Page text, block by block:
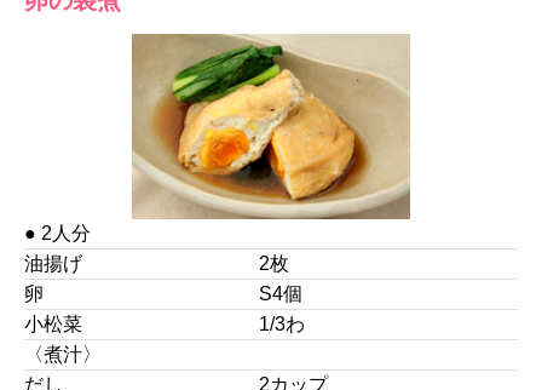
● 2人分
油揚げ
2枚
卵
S4個
小松菜
1/3わ
〈煮汁〉
だし
2カップ